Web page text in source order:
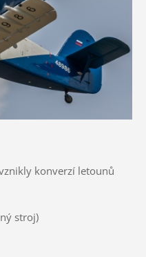
konverzí letounů
stroj)